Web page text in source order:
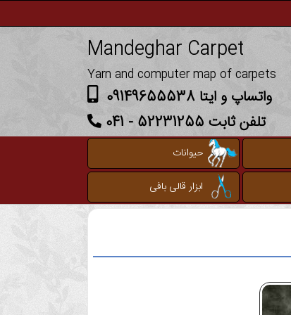
Mandeghar Carpet
Yarn and computer map of carpets
واتساپ و ایتا 09149655538
تلفن ثابت 52231255 - 041
حیوانات
ابزار قالی بافی